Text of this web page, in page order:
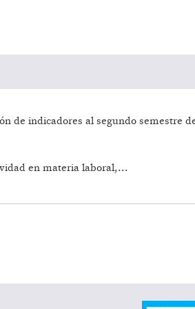
de indicadores al segundo semestre
en materia laboral,...